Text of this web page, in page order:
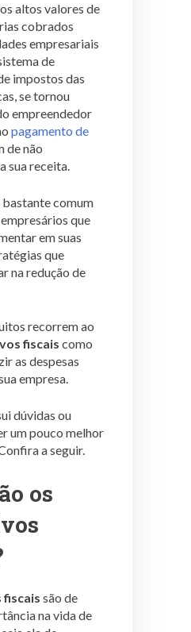
altos valores de
cobrados
empresariais
de
impostos das
se tornou
empreendedor
pagamento de
de não
sua receita.
bastante comum
que
em suas
que
na redução de
recorrem ao
fiscais como
as despesas
empresa.
dúvidas ou
um pouco melhor
a seguir.
os
fiscais são de
na vida de